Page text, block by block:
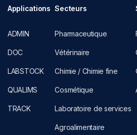
Applications
ADMIN
DOC
LABSTOCK
QUALIMS
TRACK
Secteurs
Pharmaceutique
Vétérinaire
Chimie / Chimie fine
Cosmétique
Laboratoire de services
Agroalimentaire